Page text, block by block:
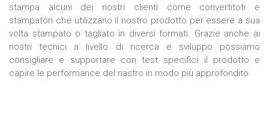
stampa alcuni dei nostri clienti come convertitoti e
stampatori che utilizzano il nostro prodotto per essere a sua
volta stampato o tagliato in diversi formati. Grazie anche ai
nostri tecnici a livello di ricerca e sviluppo possiamo
consigliare e supportare con test specifici il prodotto e
capire le performance del nastro in modo più approfondito.